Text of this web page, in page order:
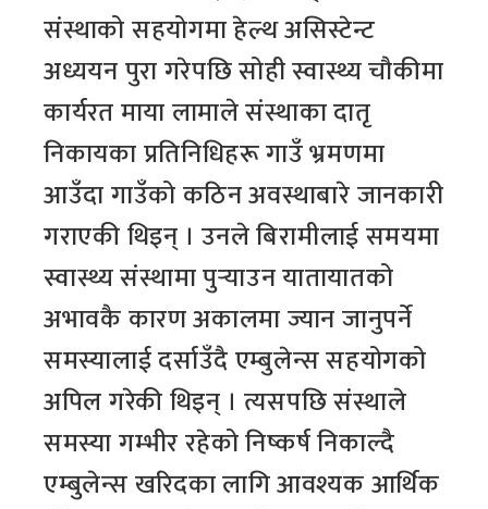
संस्थाको सहयोगमा हेल्थ असिस्टेन्ट
अध्ययन पुरा गरेपछि सोही स्वास्थ्य चौकीमा
कार्यरत माया लामाले संस्थाका दातृ
निकायका प्रतिनिधिहरू गाउँ भ्रमणमा
आउँदा गाउँको कठिन अवस्थाबारे जानकारी
गराएकी थिइन् । उनले बिरामीलाई समयमा
स्वास्थ्य संस्थामा पुर्‍याउन यातायातको
अभावकै कारण अकालमा ज्यान जानुपर्ने
समस्यालाई दर्साउँदै एम्बुलेन्स सहयोगको
अपिल गरेकी थिइन् । त्यसपछि संस्थाले
समस्या गम्भीर रहेको निष्कर्ष निकाल्दै
एम्बुलेन्स खरिदका लागि आवश्यक आर्थिक